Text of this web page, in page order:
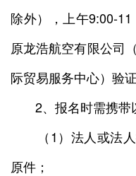
除外），上午9:00-
原龙浩航空有限公司
际贸易服务中心）验证
2、报名时需携带
（1）法人或法人
原件；